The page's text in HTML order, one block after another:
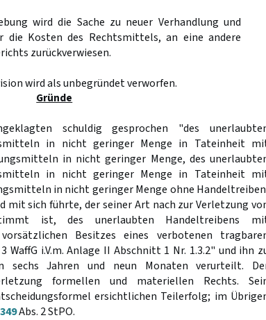
wird die Sache zu neuer Verhandlung und
die Kosten des Rechtsmittels, an eine andere
zurückverwiesen.
wird als unbegründet verworfen.
Gründe
schuldig gesprochen "des
in nicht geringer Menge in Tateinheit
in nicht geringer Menge, des
in nicht geringer Menge in Tateinheit
in nicht geringer Menge ohne
mit sich führte, der seiner Art nach zur Verletzung
ist, des unerlaubten Handeltreibens
Besitzes eines verbotenen
WaffG i.V.m. Anlage II Abschnitt 1 Nr. 1.3.2" und ihn
sechs Jahren und neun Monaten verurteilt.
formellen und materiellen Rechts.
ersichtlichen Teilerfolg; im
349Abs. 2 StPO.